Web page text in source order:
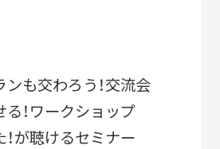
も交わろう！交流会
！ワークショップ
が聴けるセミナー